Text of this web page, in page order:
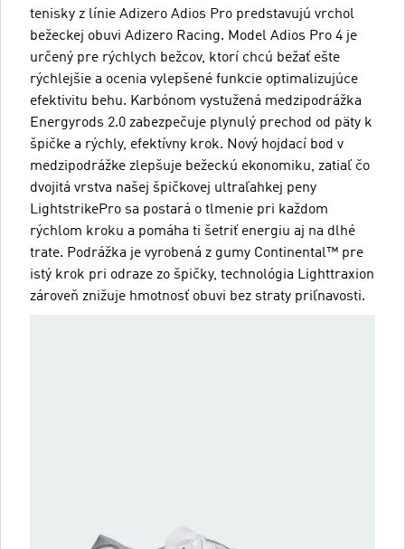
tenisky z línie Adizero Adios Pro predstavujú vrchol
bežeckej obuvi Adizero Racing. Model Adios Pro 4 je
určený pre rýchlych bežcov, ktorí chcú bežať ešte
rýchlejšie a ocenia vylepšené funkcie optimalizujúce
efektivitu behu. Karbónom vystužená medzipodrážka
Energyrods 2.0 zabezpečuje plynulý prechod od päty k
špičke a rýchly, efektívny krok. Nový hojdací bod v
medzipodrážke zlepšuje bežeckú ekonomiku, zatiaľ čo
dvojitá vrstva našej špičkovej ultraľahkej peny
LightstrikePro sa postará o tlmenie pri každom
rýchlom kroku a pomáha ti šetriť energiu aj na dlhé
trate. Podrážka je vyrobená z gumy Continental™ pre
istý krok pri odraze zo špičky, technológia Lighttraxion
zároveň znižuje hmotnosť obuvi bez straty priľnavosti.